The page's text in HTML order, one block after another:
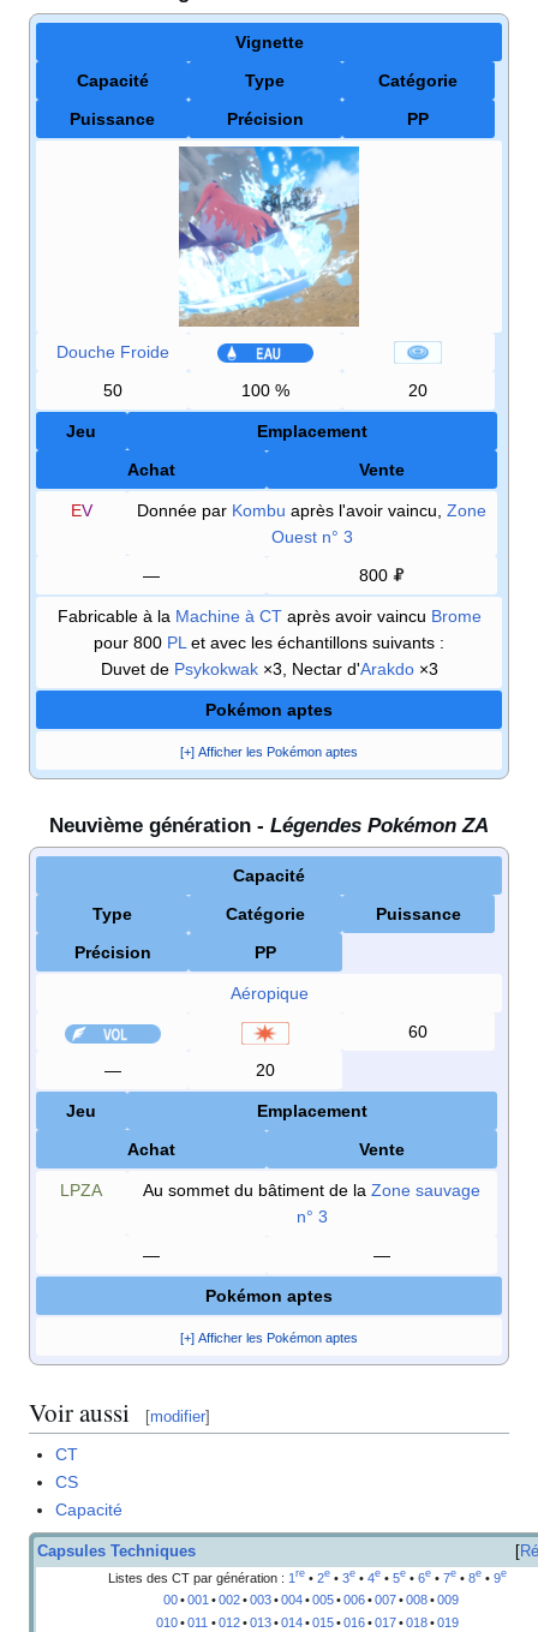
Vignette
Capacité
Type
Catégorie
Puissance
Précision PP
Douche Froide
50
100 % 20
Jeu
Emplacement
Achat
Vente
EV Donnée par Kombu après l'avoir vaincu,Zone
Ouest n° 3
—
800
Fabricable à la Machine à CTaprès avoir vaincu Brome
pour 800 PL et avec les échantillons suivants :
Duvet de Psykokwak×3, Nectar d'Arakdo×3
Pokémon aptes
[+] Afficher les Pokémon aptes
Neuvième génération - Légendes Pokémon ZA
Capacité
Type
Catégorie
Puissance
Précision
PP
Aéropique
60
—
20
Jeu
Emplacement
Achat
Vente
LPZA Au sommet du bâtiment de laZone sauvage
n° 3
—
—
Pokémon aptes
[+] Afficher les Pokémon aptes
Voir aussi [modifier]
CT
CS
Capacité
Capsules Techniques
Listes des CT par génération : 1 re • 2e • 3e • 4e • 5e • 6e • 7e • 8e • 9e
00•001 •002•003•004•005•006•007•008•009
010•011 •012•013•014•015•016•017•018•019